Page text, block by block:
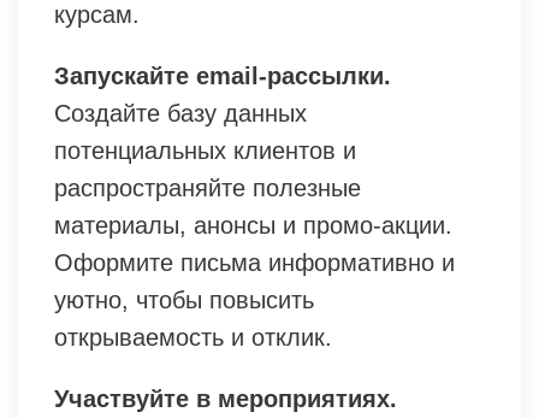
курсам.
Запускайте email-рассылки.
Создайте базу данных
потенциальных клиентов и
распространяйте полезные
материалы, анонсы и промо-акции.
Оформите письма информативно и
уютно, чтобы повысить
открываемость и отклик.
Участвуйте в мероприятиях.